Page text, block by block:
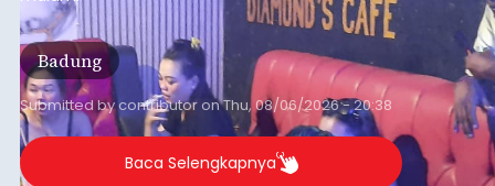
Badung
Submitted bycontributoronThu, 08/06/2026 - 20:38
Baca Selengkapnya